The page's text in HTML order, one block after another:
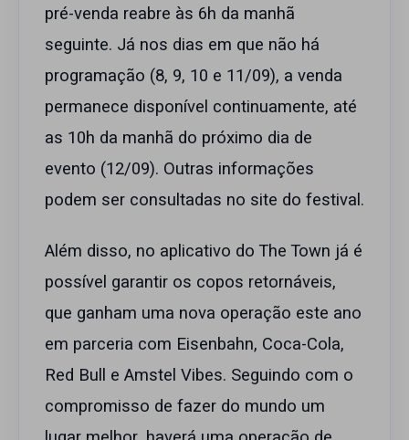
pré-venda reabre às 6h da manhã
seguinte. Já nos dias em que não há
programação (8, 9, 10 e 11/09), a venda
permanece disponível continuamente, até
as 10h da manhã do próximo dia de
evento (12/09). Outras informações
podem ser consultadas no site do festival.
Além disso, no aplicativo do The Town já é
possível garantir os copos retornáveis,
que ganham uma nova operação este ano
em parceria com Eisenbahn, Coca-Cola,
Red Bull e Amstel Vibes. Seguindo com o
compromisso de fazer do mundo um